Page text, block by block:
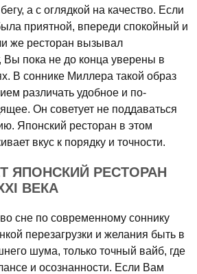
а с оглядкой на качество. Если
приятной, впереди спокойный и
же ресторан вызывал
Вы пока не до конца уверены в
В соннике Миллера такой образ
различать удобное и по-
Он советует не поддаваться
Японский ресторан в этом
вкус к порядку и точности.
ЯПОНСКИЙ РЕСТОРАН
ВЕКА
сне по современному соннику
перезагрузки и желания быть в
шума, только точный вайб, где
и осознанности. Если Вам